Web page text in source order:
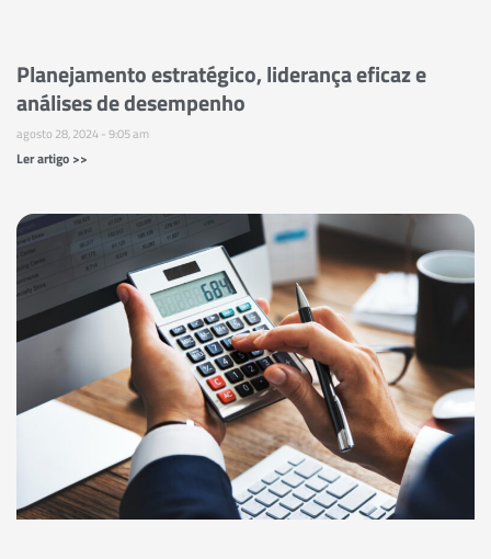
Planejamento estratégico, liderança eficaz e
análises de desempenho
agosto 28, 2024 9:05 am
Ler artigo >>